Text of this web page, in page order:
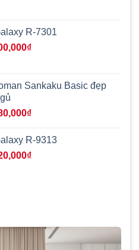
là:
870,000₫.
R-7301
₫Giá
là:
Sankaku Basic đẹp
₫Giá
tại
là:
R-9313
₫Giá